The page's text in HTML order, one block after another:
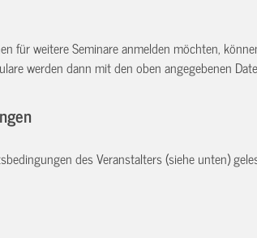
für weitere Seminare anmelden möchten,
werden dann mit den oben angegebenen
des Veranstalters (siehe unten)